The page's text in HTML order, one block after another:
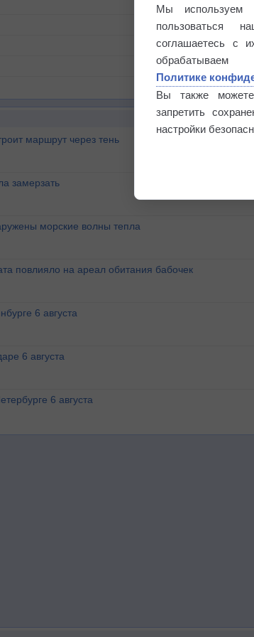
маршрут через тень
замерзать
морские волны тепла
повлияло на ареал обитания бабочек
6 августа
6 августа
6 августа
Мы
пользоваться
соглашаетесь с
Политике
Вы также можете
запретить
настройки